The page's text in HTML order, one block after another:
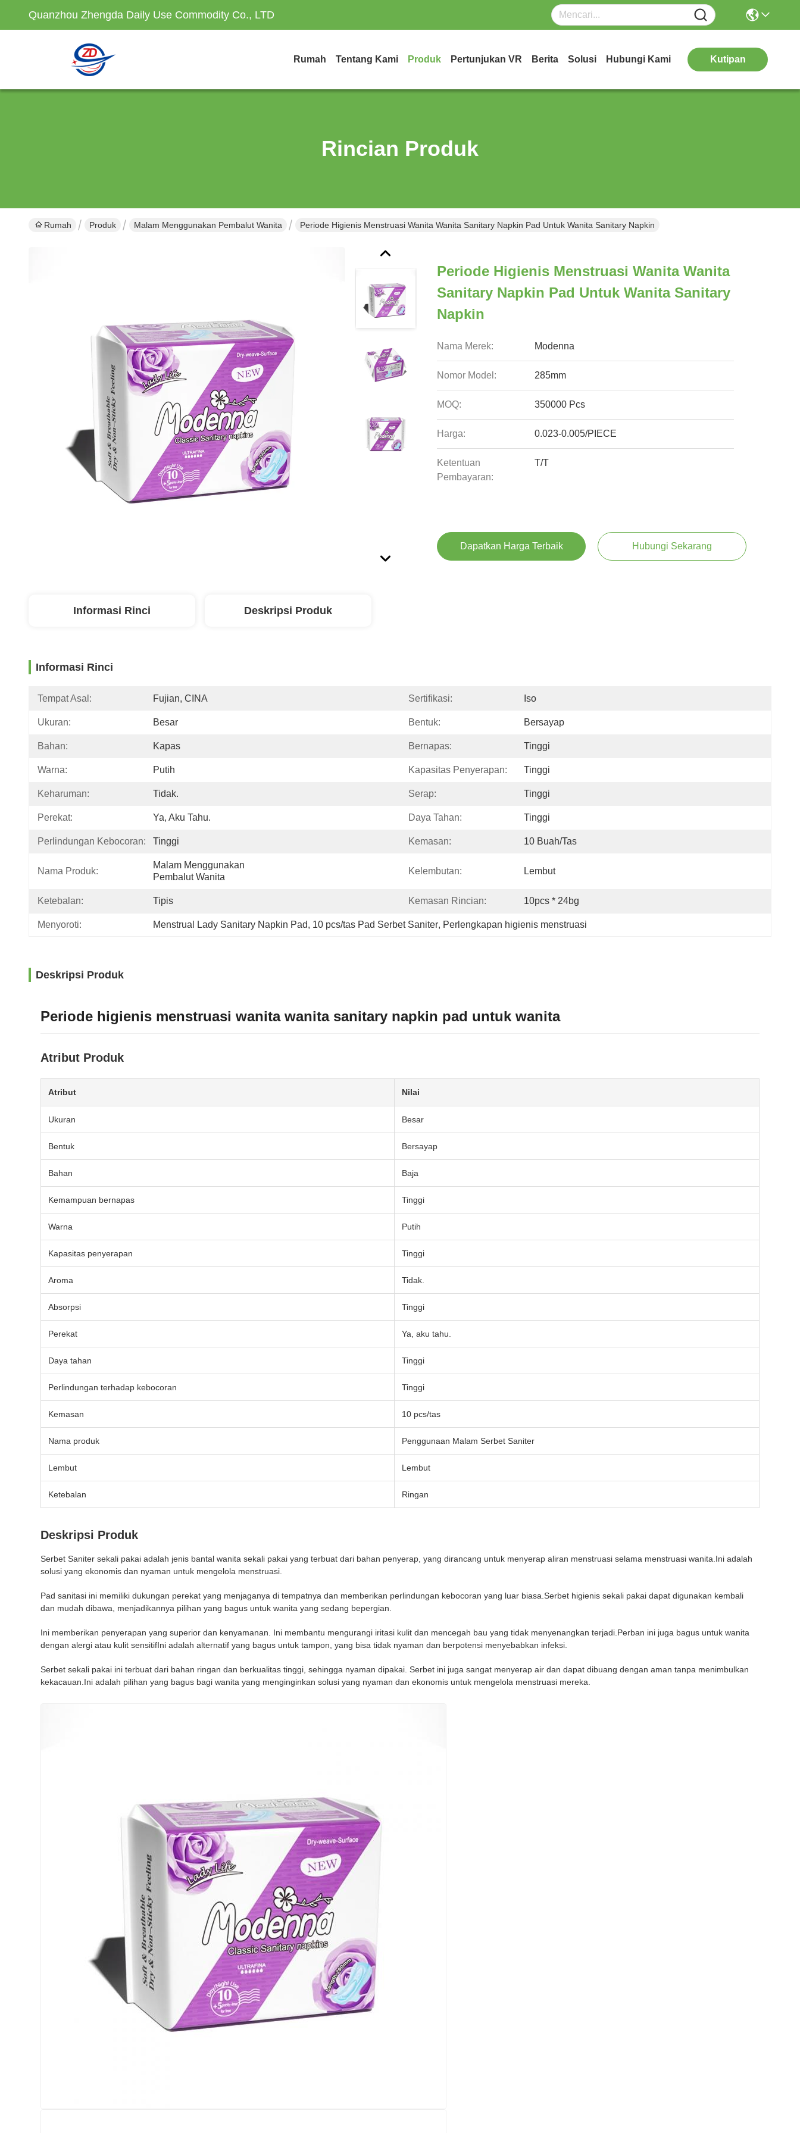
Quanzhou Zhengda Daily Use Commodity Co., LTD
Rumah Tentang Kami Produk Pertunjukan VR Berita Solusi Hubungi Kami Kutipan
Rincian Produk
Rumah Produk Malam Menggunakan Pembalut Wanita Periode Higienis Menstruasi Wanita Wanita Sanitary Napkin Pad Untuk Wanita Sanitary Napkin
Periode Higienis Menstruasi Wanita Wanita
Sanitary Napkin Pad Untuk Wanita Sanitary
Napkin
Nama Merek: Modenna
Nomor Model: 285mm
MOQ: 350000 Pcs
Harga: 0.023-0.005/PIECE
Ketentuan
Pembayaran:
T/T
Dapatkan Harga Terbaik Hubungi Sekarang
Informasi Rinci Deskripsi Produk
Informasi Rinci
Tempat Asal: Fujian, CINA Sertifikasi: Iso
Ukuran: Besar Bentuk: Bersayap
Bahan: Kapas Bernapas: Tinggi
Warna: Putih Kapasitas Penyerapan: Tinggi
Keharuman: Tidak. Serap: Tinggi
Perekat: Ya, Aku Tahu. Daya Tahan: Tinggi
Perlindungan Kebocoran: Tinggi Kemasan: 10 Buah/tas
Nama Produk:
Malam Menggunakan
Pembalut Wanita
Kelembutan: Lembut
Ketebalan: Tipis Kemasan Rincian: 10pcs * 24bg
Menyoroti: Menstrual Lady Sanitary Napkin Pad, 10 pcs/tas Pad Serbet Saniter, Perlengkapan higienis menstruasi
Deskripsi Produk
Periode higienis menstruasi wanita wanita sanitary napkin pad untuk wanita
Atribut Produk
Atribut Nilai
Ukuran Besar
Bentuk Bersayap
Bahan Baja
Kemampuan bernapas Tinggi
Warna Putih
Kapasitas penyerapan Tinggi
Aroma Tidak.
Absorpsi Tinggi
Perekat Ya, aku tahu.
Daya tahan Tinggi
Perlindungan terhadap kebocoran Tinggi
Kemasan 10 pcs/tas
Nama produk Penggunaan Malam Serbet Saniter
Lembut Lembut
Ketebalan Ringan
Deskripsi Produk
Serbet Saniter sekali pakai adalah jenis bantal wanita sekali pakai yang terbuat dari bahan penyerap, yang dirancang untuk menyerap aliran menstruasi selama menstruasi wanita.Ini adalah
solusi yang ekonomis dan nyaman untuk mengelola menstruasi.
Pad sanitasi ini memiliki dukungan perekat yang menjaganya di tempatnya dan memberikan perlindungan kebocoran yang luar biasa.Serbet higienis sekali pakai dapat digunakan kembali
dan mudah dibawa, menjadikannya pilihan yang bagus untuk wanita yang sedang bepergian.
Ini memberikan penyerapan yang superior dan kenyamanan. Ini membantu mengurangi iritasi kulit dan mencegah bau yang tidak menyenangkan terjadi.Perban ini juga bagus untuk wanita
dengan alergi atau kulit sensitifIni adalah alternatif yang bagus untuk tampon, yang bisa tidak nyaman dan berpotensi menyebabkan infeksi.
Serbet sekali pakai ini terbuat dari bahan ringan dan berkualitas tinggi, sehingga nyaman dipakai. Serbet ini juga sangat menyerap air dan dapat dibuang dengan aman tanpa menimbulkan
kekacauan.Ini adalah pilihan yang bagus bagi wanita yang menginginkan solusi yang nyaman dan ekonomis untuk mengelola menstruasi mereka.